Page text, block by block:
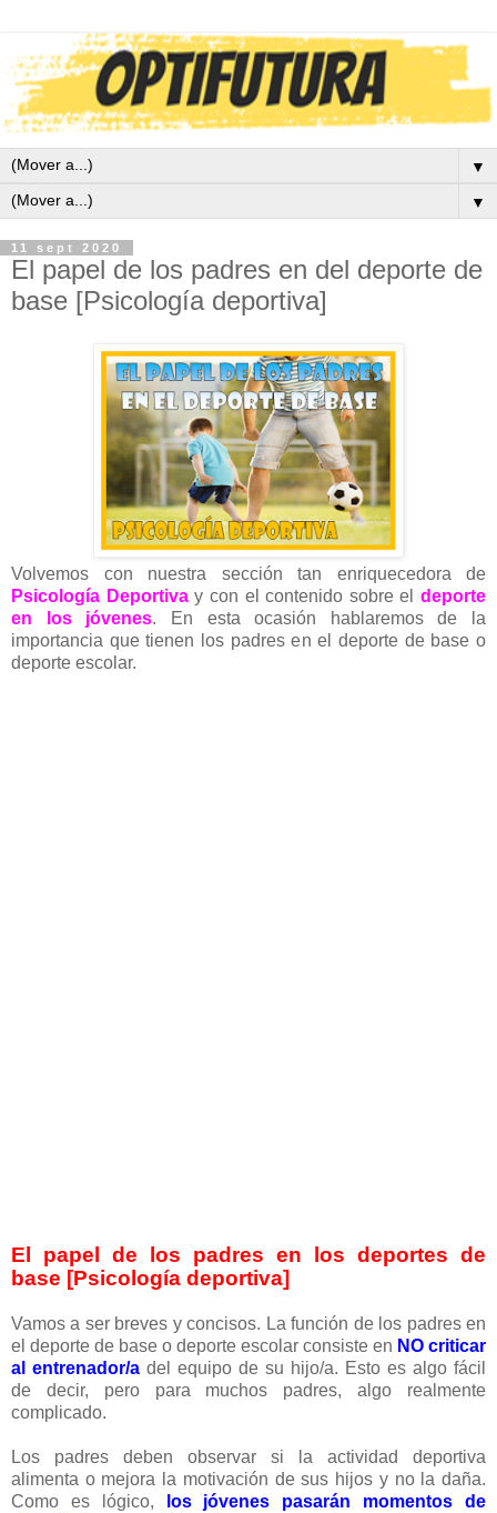
▼
▼
11 sept 2020
El papel de los padres en del deporte de
base [Psicología deportiva]
Volvemos con nuestra sección tan enriquecedora de
Psicología Deportiva y con el contenido sobre el deporte
en los jóvenes. En esta ocasión hablaremos de la
importancia que tienen los padres en el deporte de base o
deporte escolar.
El papel de los padres en los deportes de
base [Psicología deportiva]
Vamos a ser breves y concisos. La función de los padres en
el deporte de base o deporte escolar consiste en NO criticar
al entrenador/a del equipo de su hijo/a. Esto es algo fácil
de decir, pero para muchos padres, algo realmente
complicado.
Los padres deben observar si la actividad deportiva
alimenta o mejora la motivación de sus hijos y no la daña.
Como es lógico,
los jóvenes pasarán momentos de